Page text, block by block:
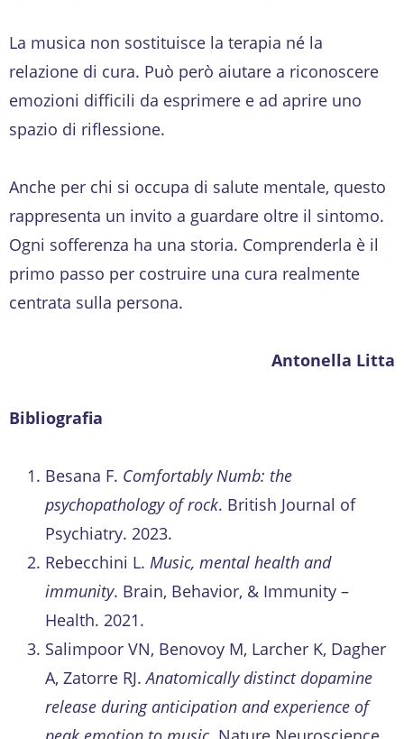
La musica non sostituisce la terapia né la
relazione di cura. Può però aiutare a riconoscere
emozioni difficili da esprimere e ad aprire uno
spazio di riflessione.
Anche per chi si occupa di salute mentale, questo
rappresenta un invito a guardare oltre il sintomo.
Ogni sofferenza ha una storia. Comprenderla è il
primo passo per costruire una cura realmente
centrata sulla persona.
Antonella Litta
Bibliografia
Besana F. Comfortably Numb: the
psychopathology of rock. British Journal of
Psychiatry. 2023.
Rebecchini L. Music, mental health and
immunity. Brain, Behavior, & Immunity –
Health. 2021.
Salimpoor VN, Benovoy M, Larcher K, Dagher
A, Zatorre RJ.Anatomically distinct dopamine
release during anticipation and experience of